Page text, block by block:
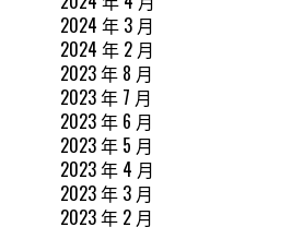
2024 年 3 月
2024 年 2 月
2023 年 8 月
2023 年 7 月
2023 年 6 月
2023 年 5 月
2023 年 4 月
2023 年 3 月
2023 年 2 月